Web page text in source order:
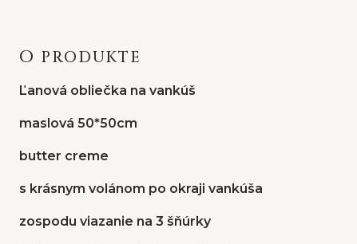
O PRODUKTE
Ľanová obliečka na vankúš
maslová 50*50cm
butter creme
s krásnym volánom po okraji vankúša
zospodu viazanie na 3 šňúrky